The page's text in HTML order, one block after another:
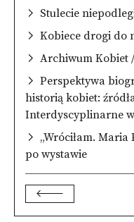
Stulecie
Kobiece drogi do
Archiwum Kobiet
Perspektywa
historią kobiet:
Interdyscyplinarne
„Wróciłam.
po wystawie